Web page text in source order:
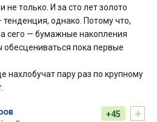
не только. И за сто лет золото
однако. Потому что,
сего — бумажные накопления
пока первые
нахлобучат пару раз по крупному
+
+45